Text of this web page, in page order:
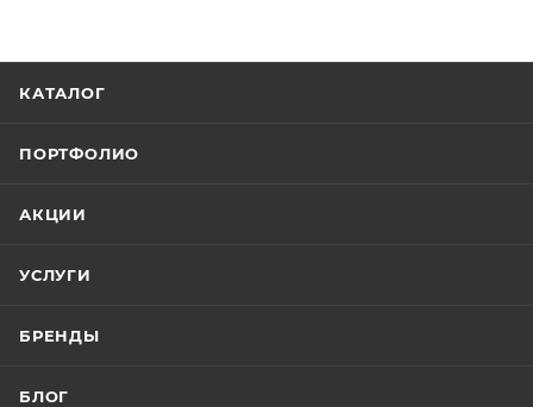
КАТАЛОГ
ПОРТФОЛИО
АКЦИИ
УСЛУГИ
БРЕНДЫ
БЛОГ